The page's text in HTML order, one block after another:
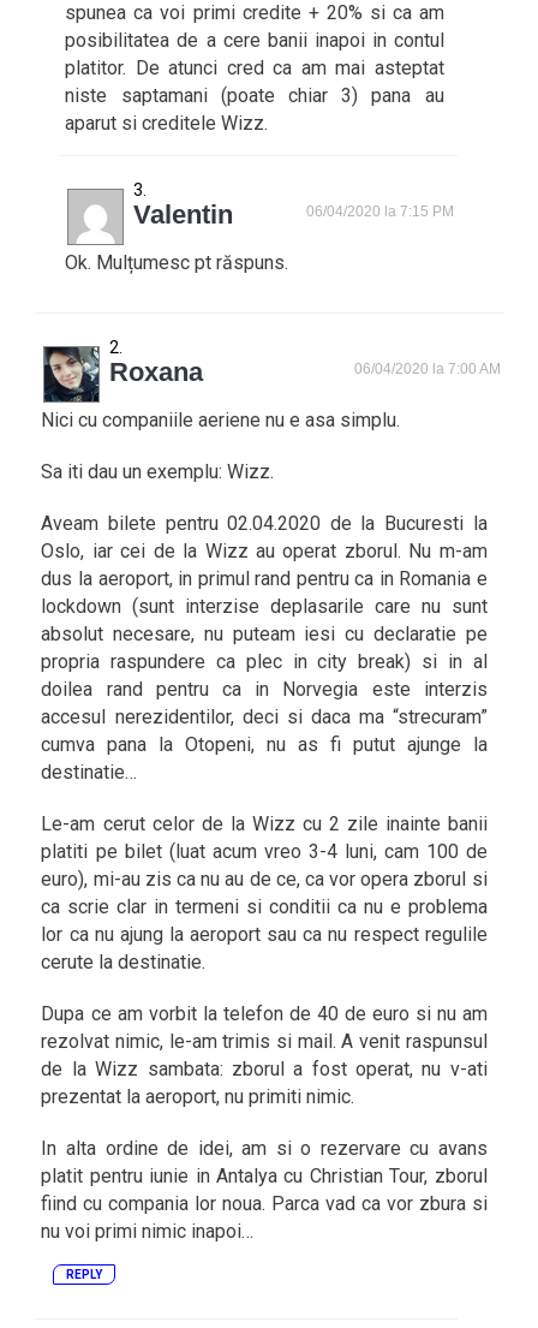
spunea ca voi primi credite + 20% si ca am
posibilitatea de a cere banii inapoi in contul
platitor. De atunci cred ca am mai asteptat
niste saptamani (poate chiar 3) pana au
aparut si creditele Wizz.
Valentin 06/04/2020 la 7:15 PM
Ok. Mulțumesc pt răspuns.
Roxana 06/04/2020 la 7:00 AM
Nici cu companiile aeriene nu e asa simplu.
Sa iti dau un exemplu: Wizz.
Aveam bilete pentru 02.04.2020 de la Bucuresti la
Oslo, iar cei de la Wizz au operat zborul. Nu m-am
dus la aeroport, in primul rand pentru ca in Romania e
lockdown (sunt interzise deplasarile care nu sunt
absolut necesare, nu puteam iesi cu declaratie pe
propria raspundere ca plec in city break) si in al
doilea rand pentru ca in Norvegia este interzis
accesul nerezidentilor, deci si daca ma “strecuram”
cumva pana la Otopeni, nu as fi putut ajunge la
destinatie…
Le-am cerut celor de la Wizz cu 2 zile inainte banii
platiti pe bilet (luat acum vreo 3-4 luni, cam 100 de
euro), mi-au zis ca nu au de ce, ca vor opera zborul si
ca scrie clar in termeni si conditii ca nu e problema
lor ca nu ajung la aeroport sau ca nu respect regulile
cerute la destinatie.
Dupa ce am vorbit la telefon de 40 de euro si nu am
rezolvat nimic, le-am trimis si mail. A venit raspunsul
de la Wizz sambata: zborul a fost operat, nu v-ati
prezentat la aeroport, nu primiti nimic.
In alta ordine de idei, am si o rezervare cu avans
platit pentru iunie in Antalya cu Christian Tour, zborul
fiind cu compania lor noua. Parca vad ca vor zbura si
nu voi primi nimic inapoi…
REPLY